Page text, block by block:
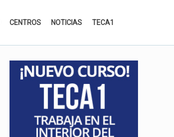
CENTROS NOTICIAS TECA1